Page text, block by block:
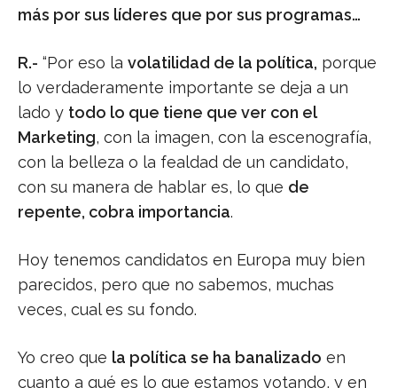
más por sus líderes que por sus programas…
R.- “Por eso la volatilidad de la política, porque
lo verdaderamente importante se deja a un
lado y todo lo que tiene que ver con el
Marketing, con la imagen, con la escenografía,
con la belleza o la fealdad de un candidato,
con su manera de hablar es, lo que de
repente, cobra importancia.
Hoy tenemos candidatos en Europa muy bien
parecidos, pero que no sabemos, muchas
veces, cual es su fondo.
Yo creo que la política se ha banalizado en
cuanto a qué es lo que estamos votando, y en